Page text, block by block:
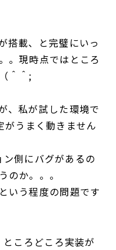
搭載、と完璧にいっ
。現時点ではところ
＾＾;
、私が試した環境で
うまく動きません
側にバグがあるの
のか。。。
いう程度の問題です
ころどころ実装が